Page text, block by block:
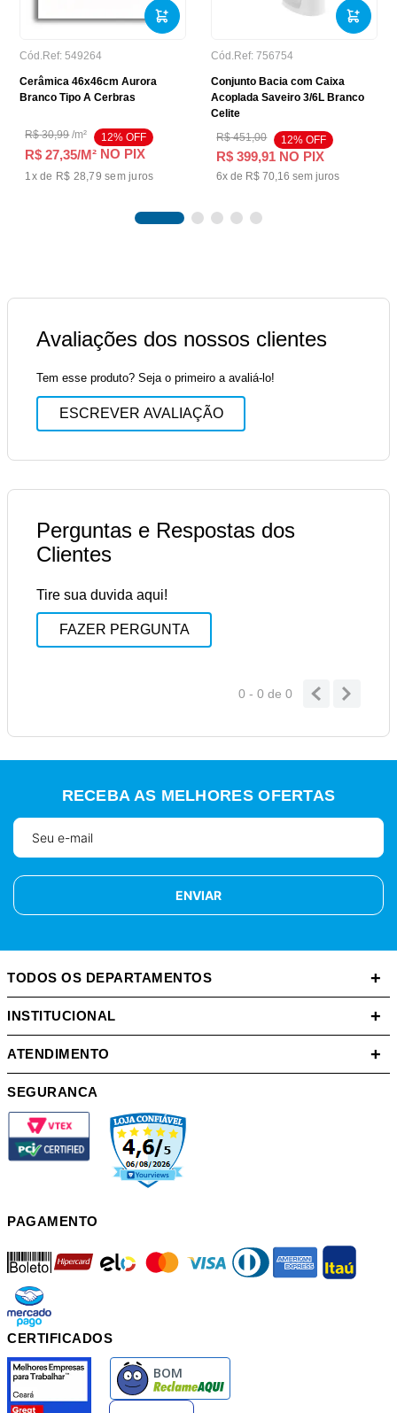
Cód.Ref: 549264
Cerâmica 46x46cm Aurora
Branco Tipo A Cerbras
R$ 30,99/m² 12% OFF
R$ 27,35/M² NO PIX
1x de R$ 28,79 sem juros
Cód.Ref: 756754
Conjunto Bacia com Caixa
Acoplada Saveiro 3/6L Branco
Celite
R$ 451,00 12% OFF
R$ 399,91 NO PIX
6x de R$ 70,16 sem juros
Avaliações dos nossos clientes
Tem esse produto? Seja o primeiro a avaliá-lo!
ESCREVER AVALIAÇÃO
Perguntas e Respostas dos
Clientes
Tire sua duvida aqui!
FAZER PERGUNTA
0 - 0 de 0
RECEBA AS MELHORES OFERTAS
ENVIAR
TODOS OS DEPARTAMENTOS +
INSTITUCIONAL +
ATENDIMENTO +
SEGURANCA
PAGAMENTO
boleto mastercard diners american itau
mercadopago
CERTIFICADOS